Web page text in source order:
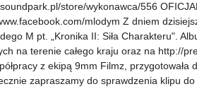
store/wykonawca/556
mlodym Z dniem
M pt. „Kronika II: Siła Charakteru".
na terenie całego kraju oraz na http://
z ekipą 9mm Filmz, przygotowała
zapraszamy do sprawdzenia klipu do